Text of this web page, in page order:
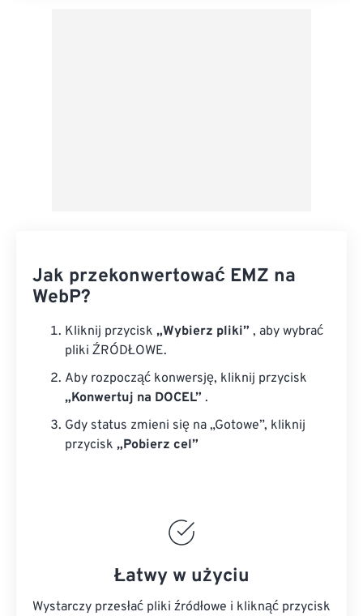
Jak przekonwertować EMZ na
WebP?
Kliknij przycisk „Wybierz pliki” , aby wybrać
pliki ŹRÓDŁOWE.
Aby rozpocząć konwersję, kliknij przycisk
„Konwertuj na DOCEL” .
Gdy status zmieni się na „Gotowe”, kliknij
przycisk „Pobierz cel”
Łatwy w użyciu
Wystarczy przesłać pliki źródłowe i kliknąć przycisk